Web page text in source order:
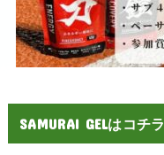
SAMURAI GELはコチラ